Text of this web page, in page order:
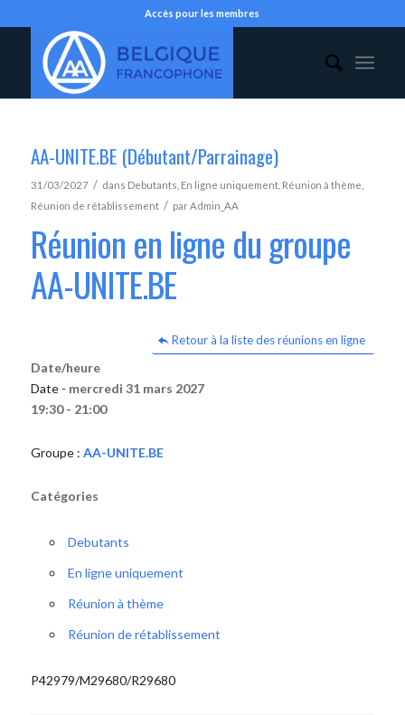
Accès pour les membres
AA-UNITE.BE (Débutant/Parrainage)
31/03/2027 / dans Debutants En ligne uniquement, Réunion à thème
Réunion de rétablissement / parAdmin_AA
Réunion en ligne du groupe
AA-UNITE.BE
Retour à la liste des réunions en ligne
Date/heure
Date - mercredi 31 mars 2027
19:30 - 21:00
Groupe : AA-UNITE.BE
Catégories
Debutants
En ligne uniquement
Réunion à thème
Réunion de rétablissement
P42979/M29680/R29680